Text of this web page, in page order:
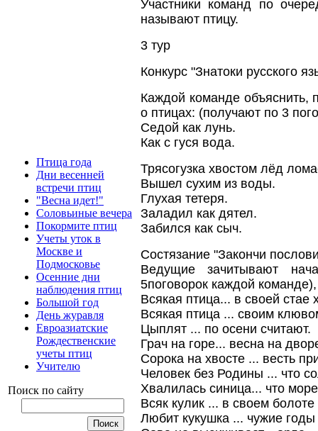
Птица года
Дни весенней
встречи птиц
"Весна идет!"
Соловьиные вечера
Покормите птиц
Учеты уток в
Москве и
Подмосковье
Осенние дни
наблюдения птиц
Большой год
День журавля
Евроазиатские
Рождественские
учеты птиц
Учителю
Поиск по сайту
Участники команд по
называют птицу.
3 тур
Конкурс "Знатоки русского
Каждой команде объяснить,
о птицах: (получают по 3
Седой как лунь.
Как с гуся вода.
Трясогузка хвостом лёд
Вышел сухим из воды.
Глухая тетеря.
Заладил как дятел.
Забился как сыч.
Состязание "Закончи
Ведущие зачитывают
5поговорок каждой
Всякая птица... в своей стае
Всякая птица ... своим
Цыплят ... по осени считают.
Грач на горе... весна на
Сорока на хвосте ... весть
Человек без Родины ... что
Хвалилась синица... что
Всяк кулик ... в своем болоте
Любит кукушка ... чужие годы